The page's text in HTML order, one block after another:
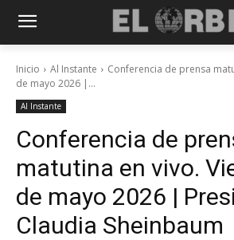
Inicio Al Instante
Conferencia de prensa
de mayo 2026 |...
Al Instante
Conferencia de
matutina en vivo.
de mayo 2026 |
Claudia Sheinbaum